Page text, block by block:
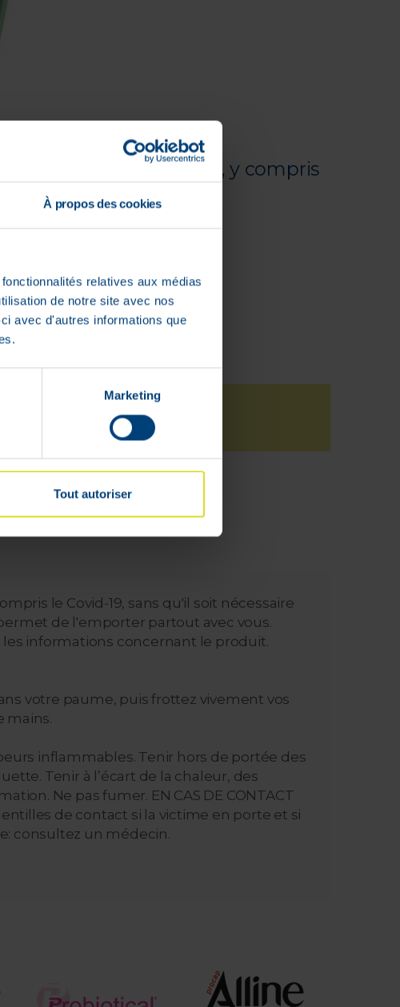
À propos des cookies
relatives aux médias
de notre site avec nos
avec d'autres informations que
Marketing
Tout autoriser
des bactéries et virus, y compris
le Covid-19, sans qu'il soit nécessaire
de l'emporter partout avec vous.
informations concernant le produit.
votre paume, puis frottez vivement vos
mains.
inflammables. Tenir hors de portée des
Tenir à l’écart de la chaleur, des
Ne pas fumer. EN CAS DE CONTACT
de contact si la victime en porte et si
consultez un médecin.